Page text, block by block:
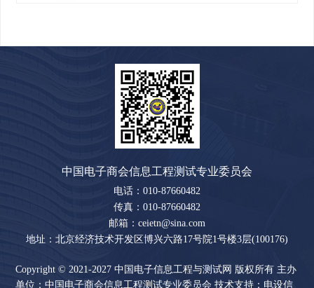
中国电子商会信息工程测试专业委员会
电话：010-87660482
传真：010-87660482
邮箱：ceietn@sina.com
地址：北京经济技术开发区博兴六路17号院1号楼3层(100176)
Copyright © 2021-2027 中国电子信息工程与测试网 版权所有 主办
单位：中国电子商会信息工程测试专业委员会 技术支持：电设信